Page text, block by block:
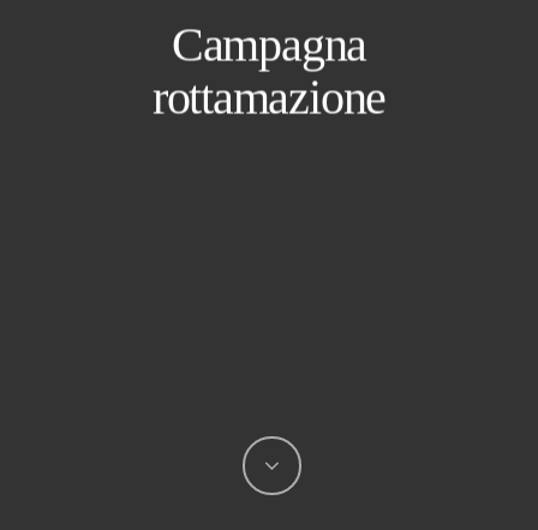
Campagna
rottamazione